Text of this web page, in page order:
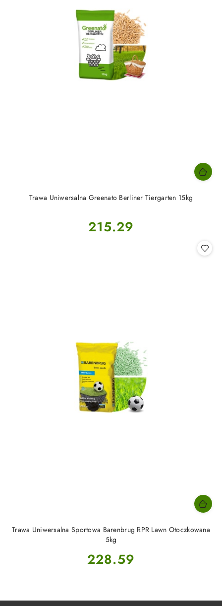
Trawa Uniwersalna Greenato Berliner Tiergarten 15kg
Cena:
215.29
Trawa Uniwersalna Sportowa Barenbrug RPR Lawn Otoczkowana
5kg
Cena:
228.59